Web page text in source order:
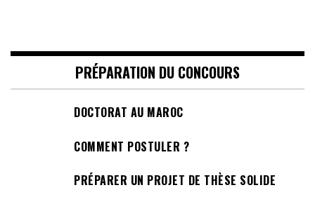
PRÉPARATION DU CONCOURS
DOCTORAT AU MAROC
COMMENT POSTULER ?
PRÉPARER UN PROJET DE THÈSE SOLIDE